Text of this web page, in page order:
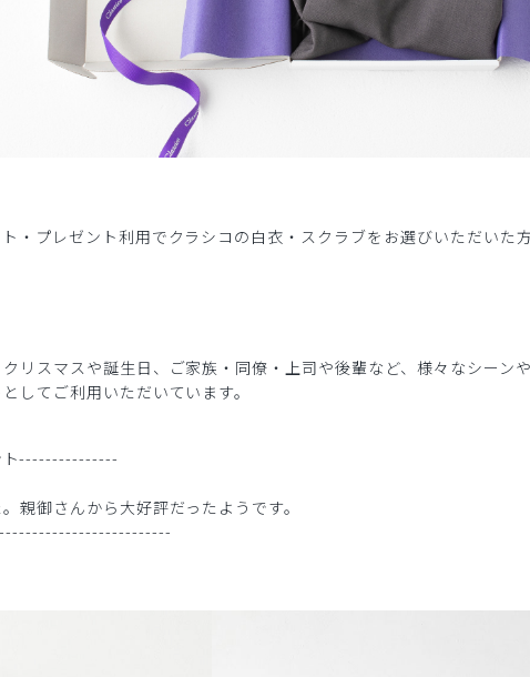
・プレゼント利用でクラシコの白衣・スクラブをお選びいただいた
リスマスや誕生日、ご家族・同僚・上司や後輩など、様々なシーン
してご利用いただいています。
ト---------------
親御さんから大好評だったようです。